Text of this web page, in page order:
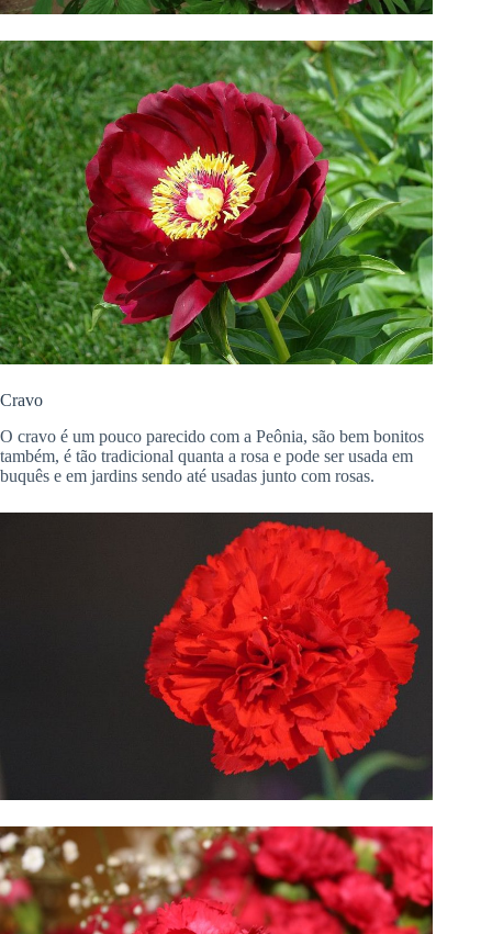
Cravo
O cravo é um pouco parecido com a Peônia, são bem bonitos
também, é tão tradicional quanta a rosa e pode ser usada em
buquês e em jardins sendo até usadas junto com rosas.